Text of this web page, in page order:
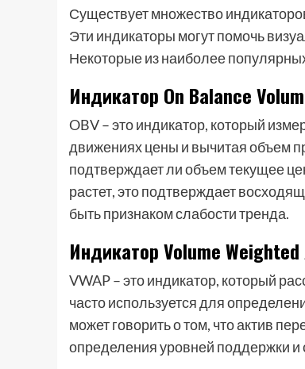
Существует множество
Эти индикаторы могут помочь
Некоторые из наиболее
Индикатор On Balance
OBV – это индикатор, который
движениях цены и вычитая объем
подтверждает ли объем текущее
растет, это подтверждает
быть признаком слабости тренда.
Индикатор Volume
VWAP – это индикатор, который
часто используется для
может говорить о том, что актив
определения уровней поддержки и